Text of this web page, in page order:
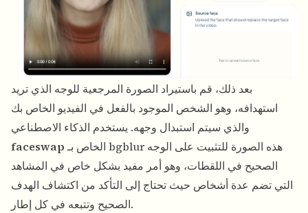
بعد ذلك، قم باستيراد الصورة المرجعية للوجه الذي تريد
استهدافه، وهو الشخص الموجود بالفعل في الفيديو الخاص بك
والذي سيتم استبدال وجهه. يستخدم الذكاء الاصطناعي
faceswapالخاص بـ bgblur هذه الصورة للتثبيت على الوجه
الصحيح في اللقطات، وهو أمر مفيد بشكل خاص في المشاهد
التي تضم عدة أشخاص حيث تحتاج إلى التأكد من اكتشاف الهدف
الصحيح وتتبعه في كل إطار.